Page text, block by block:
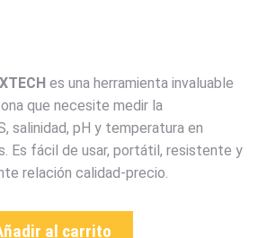
es una herramienta invaluable
que necesite medir la
salinidad, pH y temperatura en
Es fácil de usar, portátil, resistente y
relación calidad-precio.
al carrito